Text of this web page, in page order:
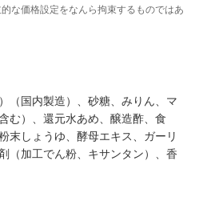
な価格設定をなんら拘束するものではあ
（国内製造）、砂糖、みりん、マ
む）、還元水あめ、醸造酢、食
末しょうゆ、酵母エキス、ガーリ
（加工でん粉、キサンタン）、香